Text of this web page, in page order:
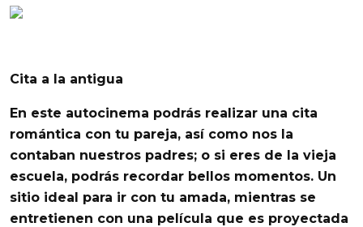
Cita a la antigua
En este autocinema podrás realizar una cita
romántica con tu pareja, así como nos la
contaban nuestros padres; o si eres de la vieja
escuela, podrás recordar bellos momentos. Un
sitio ideal para ir con tu amada, mientras se
entretienen con una película que es proyectada